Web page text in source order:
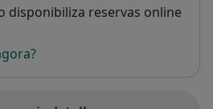
disponibiliza reservas online